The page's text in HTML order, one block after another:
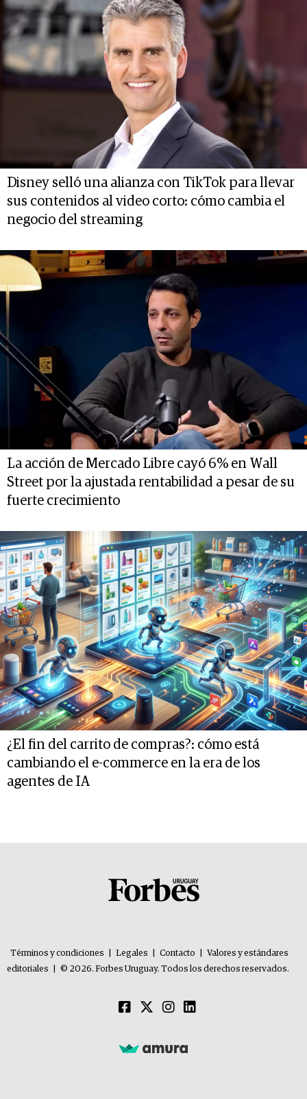
Disney selló una alianza con TikTok para llevar
sus contenidos al video corto: cómo cambia el
negocio del streaming
La acción de Mercado Libre cayó 6% en Wall
Street por la ajustada rentabilidad a pesar de su
fuerte crecimiento
¿El fin del carrito de compras?: cómo está
cambiando el e-commerce en la era de los
agentes de IA
Términos y condiciones Legales Contacto
Valores y estándares
editoriales
© 2026. Forbes Uruguay. Todos los derechos reservados.